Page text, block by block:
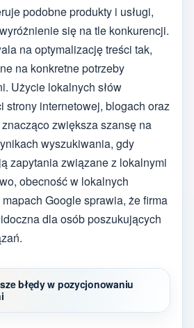
podobne produkty i usługi,
się na tle konkurencji.
na optymalizację treści tak,
na konkretne potrzeby
Użycie lokalnych słów
strony internetowej, blogach oraz
zwiększa szansę na
wyszukiwania, gdy
zapytania związane z lokalnymi
obecność w lokalnych
Google sprawia, że firma
dla osób poszukujących
błędy w pozycjonowaniu